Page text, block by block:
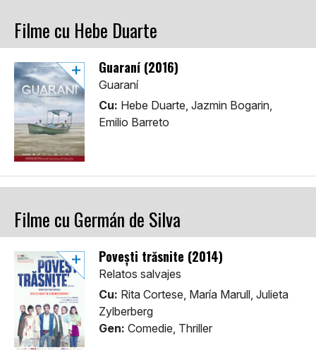
Filme cu Hebe Duarte
Guaraní (2016)
Guaraní
Cu: Hebe Duarte, Jazmin Bogarin,
Emilio Barreto
Filme cu Germán de Silva
Povești trăsnite (2014)
Relatos salvajes
Cu: Rita Cortese, María Marull, Julieta
Zylberberg
Gen: Comedie, Thriller